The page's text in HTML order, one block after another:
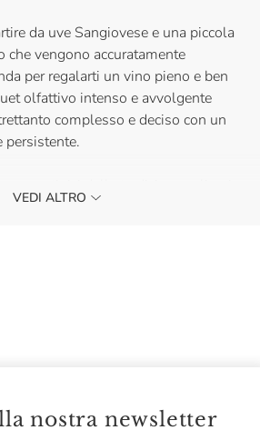
da uve Sangiovese e una piccola
che vengono accuratamente
per regalarti un vino pieno e ben
olfattivo intenso e avvolgente
complesso e deciso con un
persistente.
VEDI ALTRO
nostra newsletter